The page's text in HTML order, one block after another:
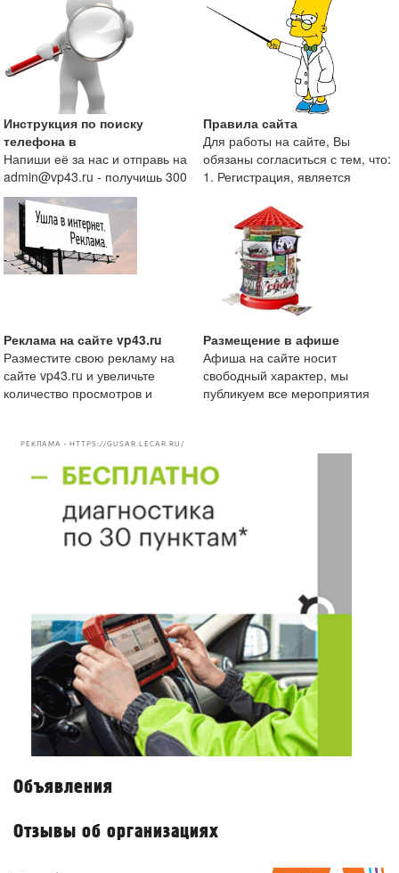
Инструкция по поиску
телефона в
Напиши её за нас и отправь на
admin@vp43.ru - получишь 300
рублей.
Правила сайта
Для работы на сайте, Вы
обязаны согласиться с тем, что:
1. Регистрация, является
Реклама на сайте vp43.ru
Разместите свою рекламу на
сайте vp43.ru и увеличьте
количество просмотров и
Размещение в афише
Афиша на сайте носит
свободный характер, мы
публикуем все мероприятия
РЕКЛАМА • HTTPS://GUSAR.LECAR.RU/
Объявления
Отзывы об организациях